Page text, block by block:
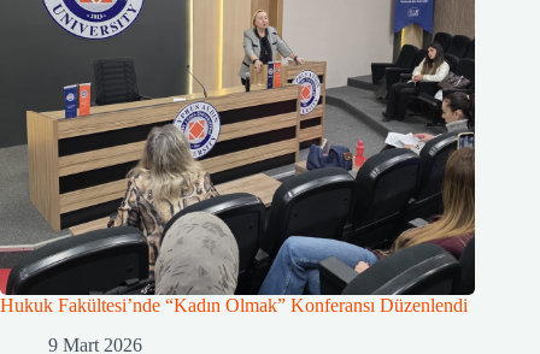
Hukuk Fakültesi’nde “Kadın Olmak” Konferansı Düzenlendi
9 Mart 2026